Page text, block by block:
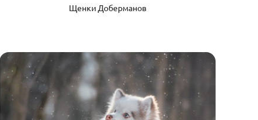
Щенки Доберманов